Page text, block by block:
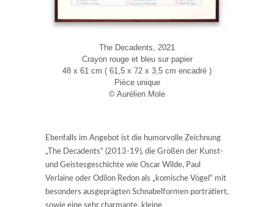
The Decadents, 2021
Crayon rouge et bleu sur papier
48 x 61 cm ( 61,5 x 72 x 3,5 cm encadré )
Pièce unique
© Aurélien Mole
Ebenfalls im Angebot ist die humorvolle Zeichnung
„The Decadents“ (2013-19), die Größen der Kunst-
und Geistesgeschichte wie Oscar Wilde, Paul
Verlaine oder Odilon Redon als „komische Vögel“ mit
besonders ausgeprägten Schnabelformen porträtiert,